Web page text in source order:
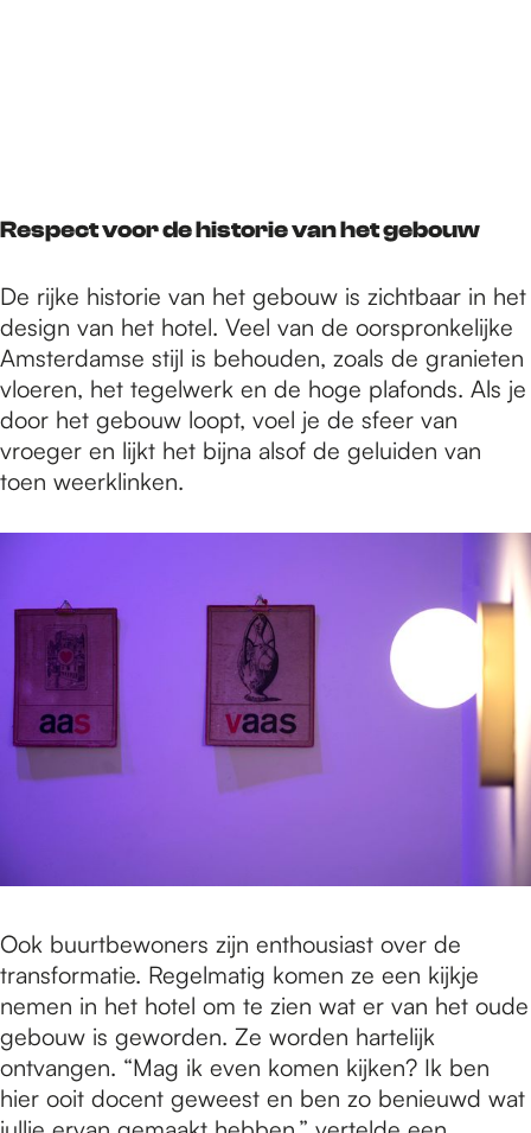
Respect voor de historie van het gebouw
De rijke historie van het gebouw is zichtbaar in het
design van het hotel. Veel van de oorspronkelijke
Amsterdamse stijl is behouden, zoals de granieten
vloeren, het tegelwerk en de hoge plafonds. Als je
door het gebouw loopt, voel je de sfeer van
vroeger en lijkt het bijna alsof de geluiden van
toen weerklinken.
Ook buurtbewoners zijn enthousiast over de
transformatie. Regelmatig komen ze een kijkje
nemen in het hotel om te zien wat er van het oude
gebouw is geworden. Ze worden hartelijk
ontvangen. “Mag ik even komen kijken? Ik ben
hier ooit docent geweest en ben zo benieuwd wat